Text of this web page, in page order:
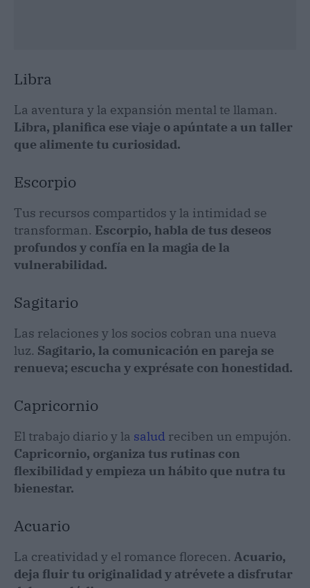
Libra
La aventura y la expansión mental te llaman.
Libra, planifica ese viaje o apúntate a un taller
que alimente tu curiosidad.
Escorpio
Tus recursos compartidos y la intimidad se
transforman. Escorpio, habla de tus deseos
profundos y confía en la magia de la
vulnerabilidad.
Sagitario
Las relaciones y los socios cobran una nueva
luz. Sagitario, la comunicación en pareja se
renueva; escucha y exprésate con honestidad.
Capricornio
El trabajo diario y la salud reciben un empujón.
Capricornio, organiza tus rutinas con
flexibilidad y empieza un hábito que nutra tu
bienestar.
Acuario
La creatividad y el romance florecen. Acuario,
deja fluir tu originalidad y atrévete a disfrutar